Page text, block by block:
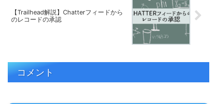
【Trailhead解説】Chatterフィードから
のレコードの承認
コメント